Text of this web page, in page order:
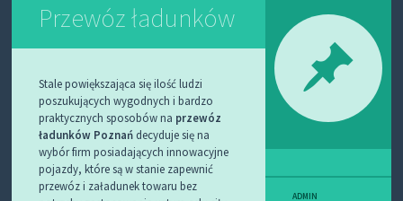
Przewóz ładunków
Stale powiększająca się ilość ludzi
poszukujących wygodnych i bardzo
praktycznych sposobów na przewóz
ładunków Poznańdecyduje się na
wybór firm posiadających innowacyjne
pojazdy, które są w stanie zapewnić
przewóz i załadunek towaru bez
ADMIN